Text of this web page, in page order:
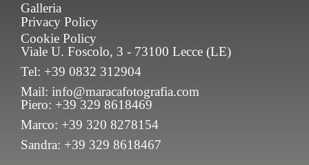
Galleria
Privacy Policy
Cookie Policy
Viale U. Foscolo, 3 - 73100 Lecce (LE)
Tel: +39 0832 312904
Mail: info@maracafotografia.com
Piero: +39 329 8618469
Marco: +39 320 8278154
Sandra: +39 329 8618467